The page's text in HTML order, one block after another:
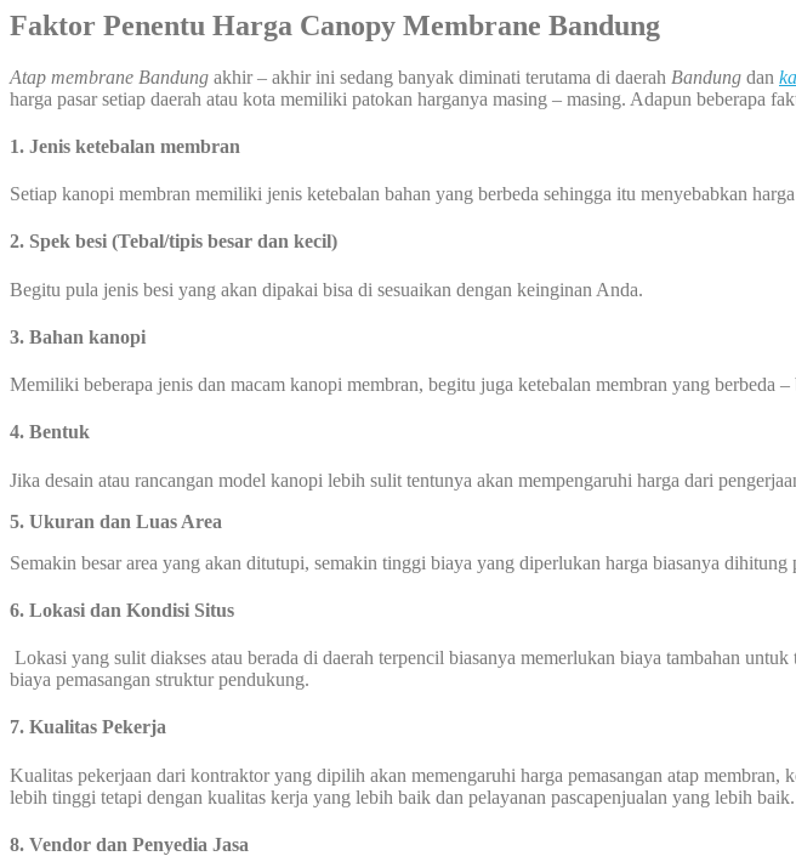
Faktor Penentu Harga Canopy Membrane Bandung
Atap membrane Bandung akhir – akhir ini sedang banyak diminati terutama di daerah Bandung dan
harga pasar setiap daerah atau kota memiliki patokan harganya masing – masing. Adapun beberapa
1. Jenis ketebalan membran
Setiap kanopi membran memiliki jenis ketebalan bahan yang berbeda sehingga itu menyebabkan
2. Spek besi (Tebal/tipis besar dan kecil)
Begitu pula jenis besi yang akan dipakai bisa di sesuaikan dengan keinginan Anda.
3. Bahan kanopi
Memiliki beberapa jenis dan macam kanopi membran, begitu juga ketebalan membran yang berbeda –
4. Bentuk
Jika desain atau rancangan model kanopi lebih sulit tentunya akan mempengaruhi harga dari
5. Ukuran dan Luas Area
Semakin besar area yang akan ditutupi, semakin tinggi biaya yang diperlukan harga biasanya
6. Lokasi dan Kondisi Situs
Lokasi yang sulit diakses atau berada di daerah terpencil biasanya memerlukan biaya tambahan
biaya pemasangan struktur pendukung.
7. Kualitas Pekerja
Kualitas pekerjaan dari kontraktor yang dipilih akan memengaruhi harga pemasangan atap
lebih tinggi tetapi dengan kualitas kerja yang lebih baik dan pelayanan pascapenjualan yang lebih baik.
8. Vendor dan Penyedia Jasa